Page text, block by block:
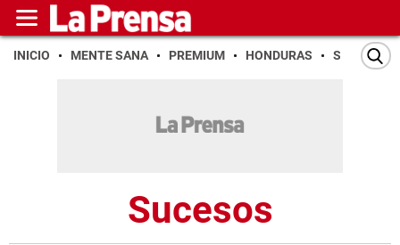
INICIO MENTE SANA PREMIUM HONDURAS SAN PEDRO
Sucesos